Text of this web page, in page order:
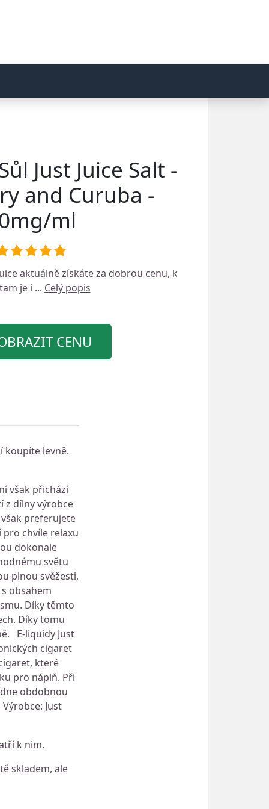
Just Juice Salt -
and Curuba -
ml
aktuálně získáte za dobrou cenu, k
je i ... Celý popis
CENU
koupíte levně.
však přichází
z dílny výrobce
preferujete
pro chvíle relaxu
dokonale
světu
plnou svěžesti,
obsahem
Díky těmto
Díky tomu
E-liquidy Just
cigaret
které
pro náplň. Při
obdobnou
Just
k nim.
skladem, ale